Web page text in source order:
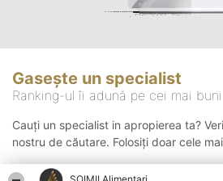
Gasește un specialist
Ranking-ul îi adună pe cei mai
Cauți un specialist in apropierea ta?
nostru de căutare. Folosiți doar cele